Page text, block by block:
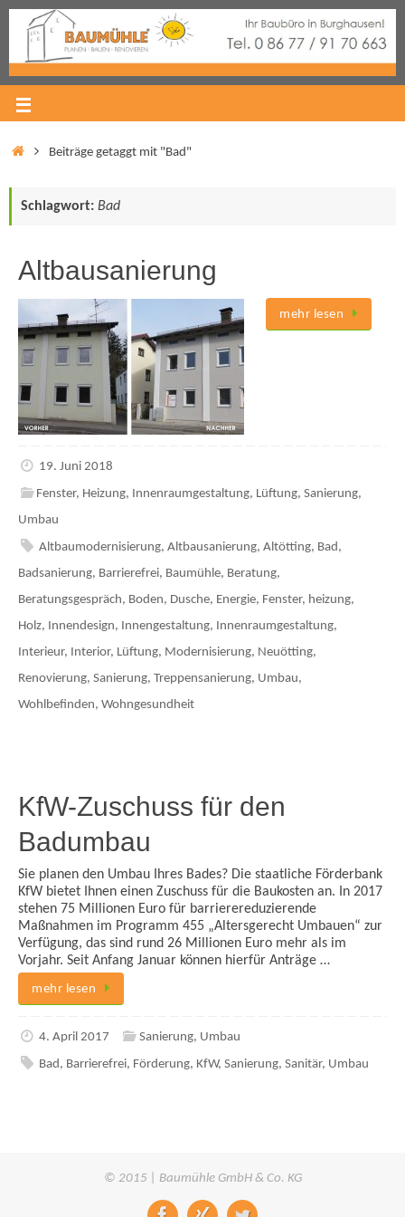
Beiträge getaggt mit "Bad"
Schlagwort: Bad
Altbausanierung
mehr lesen
19. Juni 2018
Fenster, Heizung, Innenraumgestaltung, Lüftung,Sanierung,
Umbau
Altbaumodernisierung,Altbausanierung,Altötting, Bad ,
Badsanierung, Barrierefrei, Baumühle, Beratung,
Beratungsgespräch, Boden, Dusche, Energie, Fenster, heizung,
Holz, Innendesign, Innengestaltung, Innenraumgestaltung,
Interieur, Interior, Lüftung, Modernisierung, Neuötting,
Renovierung, Sanierung, Treppensanierung, Umbau,
Wohlbefinden, Wohngesundheit
KfW-Zuschuss für den
Badumbau
Sie planen den Umbau Ihres Bades? Die staatliche Förderbank
KfW bietet Ihnen einen Zuschuss für die Baukosten an. In 2017
stehen 75 Millionen Euro für barrierereduzierende
Maßnahmen im Programm 455 „Altersgerecht Umbauen“ zur
Verfügung, das sind rund 26 Millionen Euro mehr als im
Vorjahr. Seit Anfang Januar können hierfür Anträge …
mehr lesen
4. April 2017 Sanierung, Umbau
Bad , Barrierefrei, Förderung, KfW,Sanierung,Sanitär, Umbau
© 2015 | Baumühle GmbH & Co. KG